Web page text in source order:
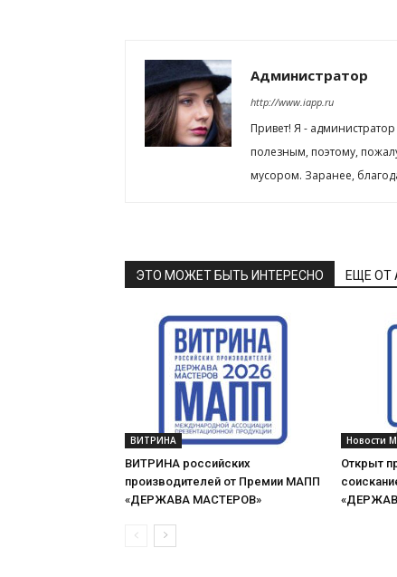
Администратор
http://www.iapp.ru
Привет! Я -
полезным, поэтому,
мусором. Заранее,
ЭТО МОЖЕТ БЫТЬ ИНТЕРЕСНО ЕЩЕ ОТ
ВИТРИНА
ВИТРИНА российских
производителей от Премии МАПП
«ДЕРЖАВА МАСТЕРОВ»
Новости
Открыт